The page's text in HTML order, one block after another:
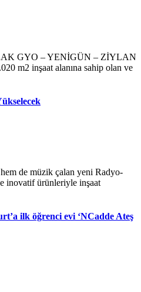
GYO – YENİGÜN – ZİYLAN
m2 inşaat alanına sahip olan ve
de müzik çalan yeni Radyo-
inovatif ürünleriyle inşaat
ilk öğrenci evi ‘NCadde Ateş